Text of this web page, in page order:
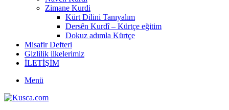
Zimane Kurdi
Kürt Dilini Tanıyalım
Dersên Kurdî – Kürtçe eğitim
Dokuz adımla Kürtçe
Misafir Defteri
Gizlilik ilkelerimiz
İLETİŞİM
Menü